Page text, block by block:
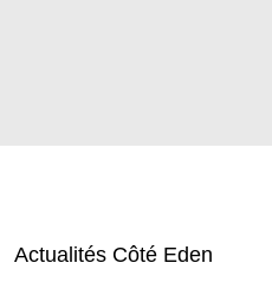
Actualités Côté Eden